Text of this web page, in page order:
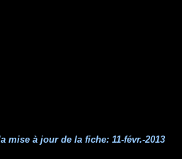
mise à jour de la fiche: 11-févr.-2013